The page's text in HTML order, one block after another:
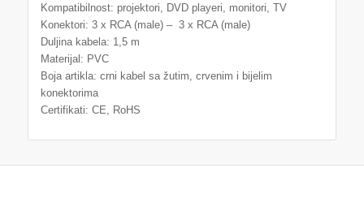
Kompatibilnost: projektori, DVD playeri, monitori, TV
Konektori: 3 x RCA (male) – 3 x RCA (male)
Duljina kabela: 1,5 m
Materijal: PVC
Boja artikla: crni kabel sa žutim, crvenim i bijelim
konektorima
Certifikati: CE, RoHS